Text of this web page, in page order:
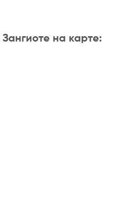
на карте: